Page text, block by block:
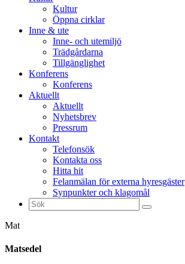
Kultur
Öppna cirklar
Inne & ute
Inne- och utemiljö
Trädgårdarna
Tillgänglighet
Konferens
Konferens
Aktuellt
Aktuellt
Nyhetsbrev
Pressrum
Kontakt
Telefonsök
Kontakta oss
Hitta hit
Felanmälan för externa hyresgäster
Synpunkter och klagomål
Sök
efter:
Mat
Matsedel